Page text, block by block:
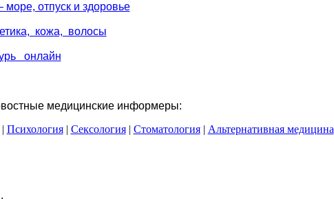
отпуск и здоровье
кожа, волосы
онлайн
информеры:
Психология| Сексология| Стоматология| Альтернативная медицина